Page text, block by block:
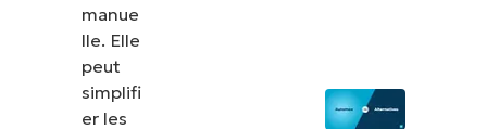
manue
lle. Elle
peut
simplifi
er les